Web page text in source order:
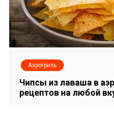
Аэрогриль
Чипсы из лаваша в
рецептов на любой